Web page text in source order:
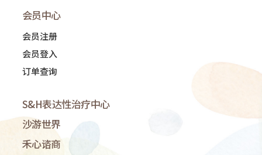
会员中心
会员注册
会员登入
订单查询
S&H表达性治疗中心
沙游世界
禾心谘商